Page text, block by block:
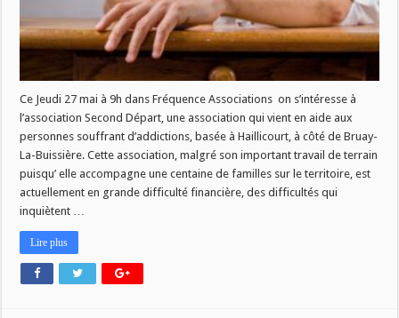
Ce Jeudi 27 mai à 9h dans Fréquence Associations on s’intéresse à
l’association Second Départ, une association qui vient en aide aux
personnes souffrant d’addictions, basée à Haillicourt, à côté de Bruay-
La-Buissière. Cette association, malgré son important travail de terrain
puisqu’ elle accompagne une centaine de familles sur le territoire, est
actuellement en grande difficulté financière, des difficultés qui
inquiètent …
Lire plus